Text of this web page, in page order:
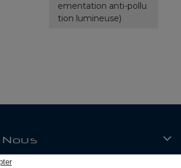
ementation anti-pollu
tion lumineuse)